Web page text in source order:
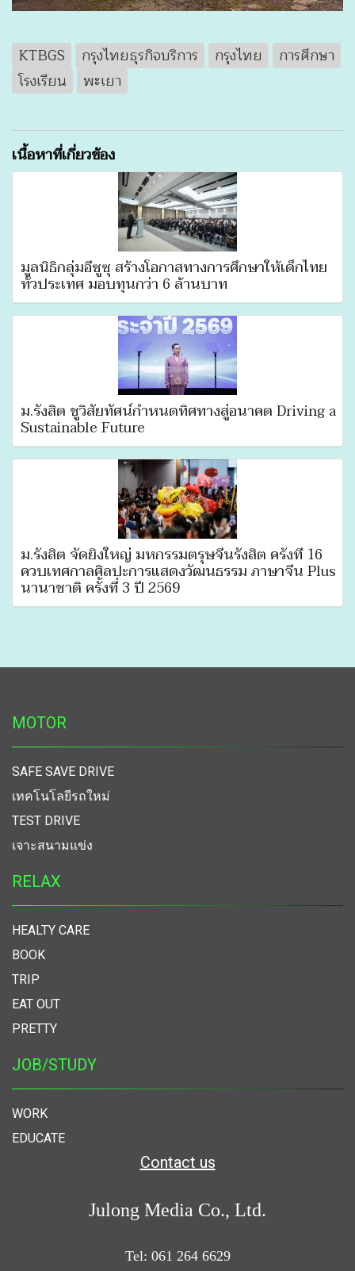
KTBGS กรุงไทยธุรกิจบริการ กรุงไทย
การศึกษา
โรงเรียน
พะเยา
เนื้อหาที่เกี่ยวข้อง
มูลนิธิกลุ่มอีซูซุ สร้างโอกาสทางการศึกษาให้เด็กไทย
ทั่วประเทศ มอบทุนกว่า 6 ล้านบาท
ม.รังสิต ชูวิสัยทัศน์กำหนดทิศทางสู่อนาคต Driving a
Sustainable Future
ม.รังสิต จัดยิ่งใหญ่ มหกรรมตรุษจีนรังสิต ครั้งที่ 16
ควบเทศกาลศิลปะการแสดงวัฒนธรรม ภาษาจีน Plus
นานาชาติ ครั้งที่ 3 ปี 2569
MOTOR
SAFE SAVE DRIVE
เทคโนโลยีรถใหม่
TEST DRIVE
เจาะสนามแข่ง
RELAX
HEALTY CARE
BOOK
TRIP
EAT OUT
PRETTY
JOB/STUDY
WORK
EDUCATE
Contact us
Julong Media Co., Ltd.
Tel: 061 264 6629